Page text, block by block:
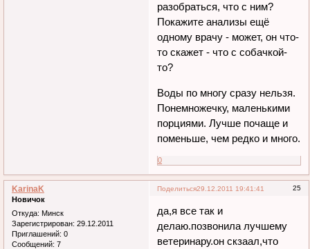
разобраться, что с ним?
Покажите анализы ещё
одному врачу - может, он что-
то скажет - что с собачкой-
то?
Воды по многу сразу нельзя.
Понемножечку, маленькими
порциями. Лучше почаще и
поменьше, чем редко и много.
0
Поделиться 25
29.12.2011 19:41:41
KarinaK
Новичок
Откуда: Минск
Зарегистрирован: 29.12.2011
Приглашений: 0
Сообщений: 7
да,я все так и
делаю.позвонила лучшему
ветеринару.он скзаал,что